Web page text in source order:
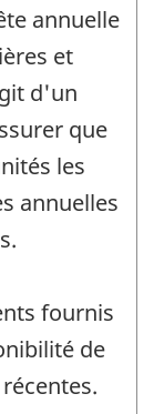
annuelle
et
d'un
que
les
annuelles
fournis
de